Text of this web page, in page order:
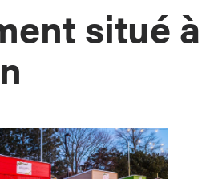
situé